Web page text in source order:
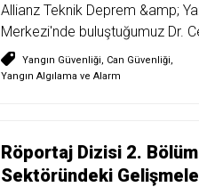
Allianz Teknik Deprem &amp;
Merkezi'nde buluştuğumuz Dr.
Yangın Güvenliği, Can Güvenliği,
Yangın Algılama ve Alarm
Röportaj Dizisi 2.
Sektöründeki